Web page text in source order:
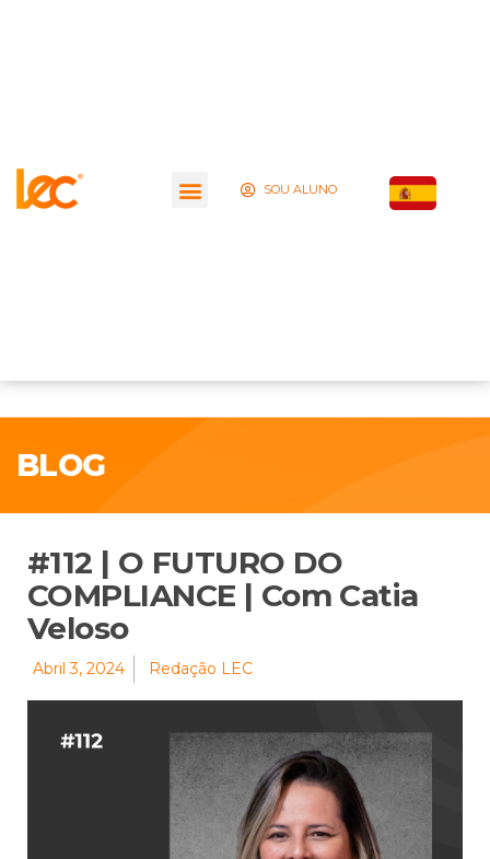
SOU ALUNO
BLOG
#112 | O FUTURO DO
COMPLIANCE | Com Catia
Veloso
Abril 3, 2024 Redação LEC